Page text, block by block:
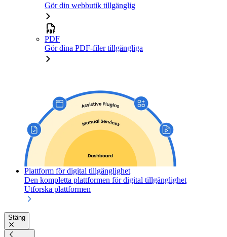
Gör din webbutik tillgänglig
PDF
Gör dina PDF-filer tillgängliga
Plattform för digital tillgänglighet
Den kompletta plattformen för digital tillgänglighet
Utforska plattformen
Stäng